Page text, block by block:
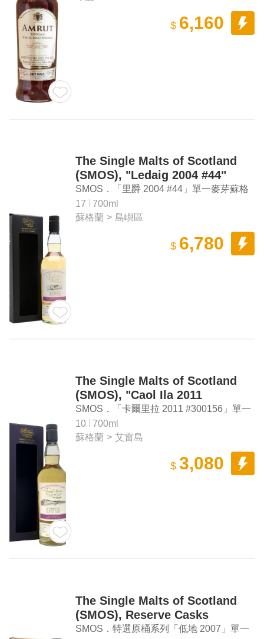
$ 6,160
The Single Malts of Scotland
(SMOS), "Ledaig 2004 #44"
Single Malt Scotch Whisky
SMOS．「里爵 2004 #44」單一麥芽蘇格
蘭威士忌（台灣限定單桶）
17
700ml
蘇格蘭 > 島嶼區
$ 6,780
The Single Malts of Scotland
(SMOS), "Caol Ila 2011
#300156" Single Malt Scotch
Whisky
SMOS．「卡爾里拉 2011 #300156」單一
麥芽蘇格蘭威士忌（台灣限定單桶）
10
700ml
蘇格蘭 > 艾雷島
$ 3,080
The Single Malts of Scotland
(SMOS), Reserve Casks
"Lowland 2007" Single Malt
SMOS．特選原桶系列「低地 2007」單一